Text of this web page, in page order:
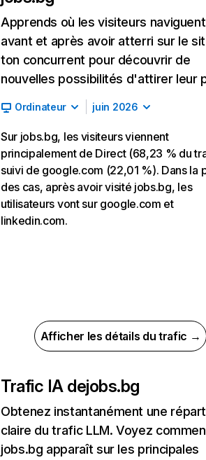
Apprends où les visiteurs naviguent
avant et après avoir atterri sur le
ton concurrent pour découvrir de
nouvelles possibilités d'attirer leur
Ordinateur juin 2026
Sur jobs.bg, les visiteurs viennent
principalement de Direct (68,23 % du
suivi de google.com (22,01 %). Dans la
des cas, après avoir visité jobs.bg, les
utilisateurs vont sur google.com et
linkedin.com.
Afficher les détails du trafic →
Trafic IA dejobs.bg
Obtenez instantanément une
claire du trafic LLM. Voyez
jobs.bg apparaît sur les principales